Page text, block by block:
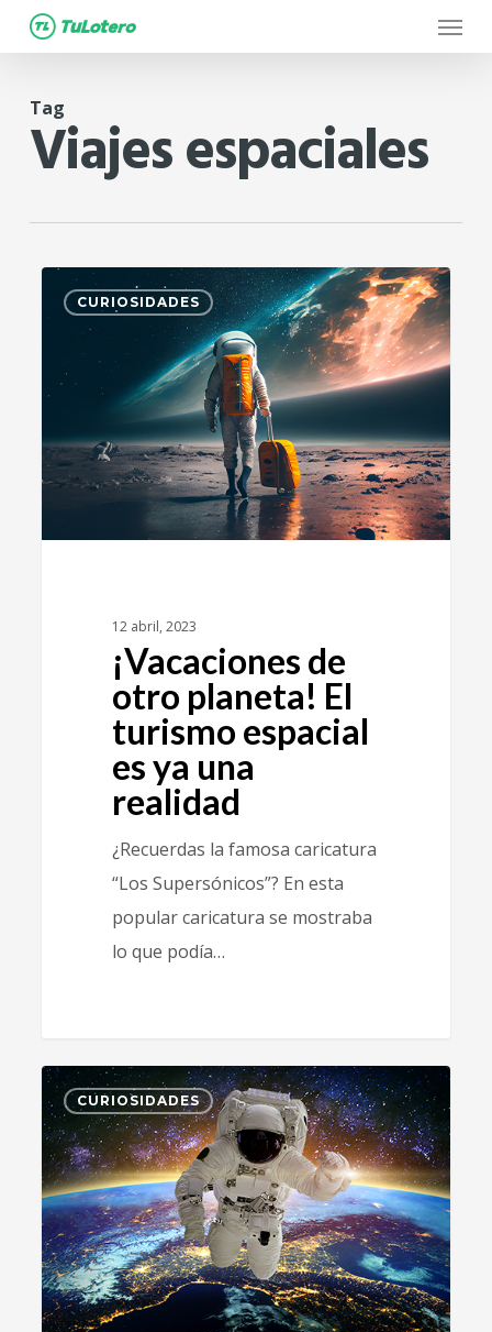
Skip
to
content
Menu
Tag
Viajes espaciales
CURIOSIDADES
12 abril, 2023
¡Vacaciones de
otro planeta! El
turismo espacial
es ya una
realidad
¿Recuerdas la famosa caricatura
“Los Supersónicos”? En esta
popular caricatura se mostraba
lo que podía…
2
CURIOSIDADES 1